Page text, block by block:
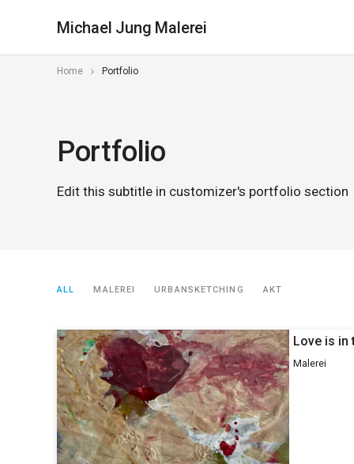
Michael Jung Malerei
Home Portfolio
Portfolio
Edit this subtitle in customizer's portfolio section
ALL MALEREI URBANSKETCHING AKT
Love is in
Malerei